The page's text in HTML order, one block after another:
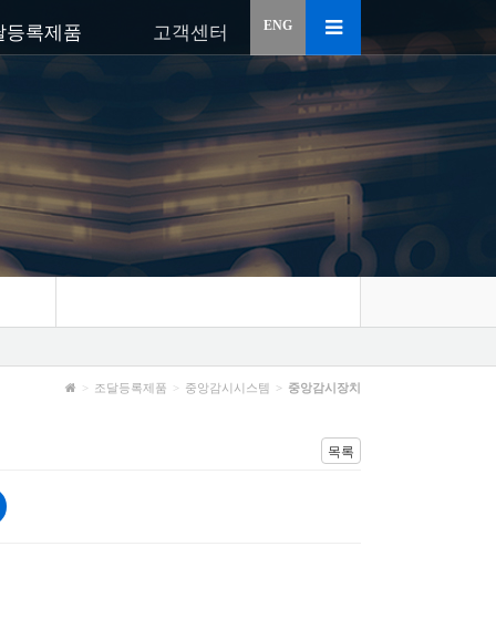
ENG
등록제품 고객센터
조달등록제품 중앙감시시스템 중앙감시장치
목록